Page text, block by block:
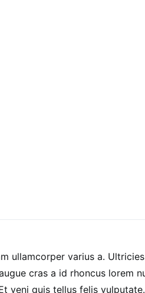
ullamcorper varius a.
cras a id rhoncus lorem
veni quis tellus felis vulputate.